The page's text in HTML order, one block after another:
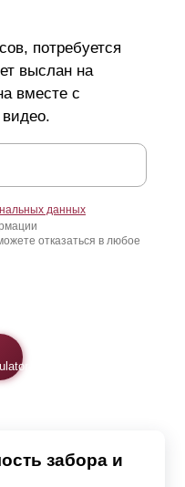
потребуется
выслан на
вместе с
данных
отказаться в любое
забора и